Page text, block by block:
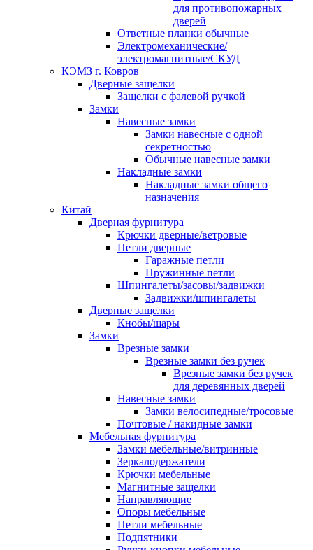
для противопожарных
дверей
Ответные планки обычные
Электромеханические/
электромагнитные/СКУД
КЭМЗ г. Ковров
Дверные защелки
Защелки с фалевой ручкой
Замки
Навесные замки
Замки навесные с одной
секретностью
Обычные навесные замки
Накладные замки
Накладные замки общего
назначения
Китай
Дверная фурнитура
Крючки дверные/ветровые
Петли дверные
Гаражные петли
Пружинные петли
Шпингалеты/засовы/задвижки
Задвижки/шпингалеты
Дверные защелки
Кнобы/шары
Замки
Врезные замки
Врезные замки без ручек
Врезные замки без ручек
для деревянных дверей
Навесные замки
Замки велосипедные/тросовые
Почтовые / накидные замки
Мебельная фурнитура
Замки мебельные/витринные
Зеркалодержатели
Крючки мебельные
Магнитные защелки
Направляющие
Опоры мебельные
Петли мебельные
Подпятники